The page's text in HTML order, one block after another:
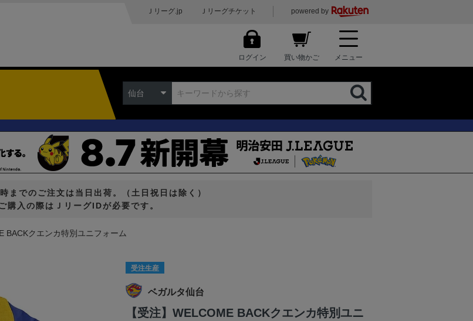
Ｊリーグ.jp Ｊリーグチケット powered by
ログイン 買い物かご メニュー
仙台
までのご注文は当日出荷。（土日祝日は除く）
ご購入の際はＪリーグIDが必要です。
BACKクエンカ特別ユニフォーム
受注生産
ベガルタ仙台
【受注】WELCOME BACKクエンカ特別ユニ